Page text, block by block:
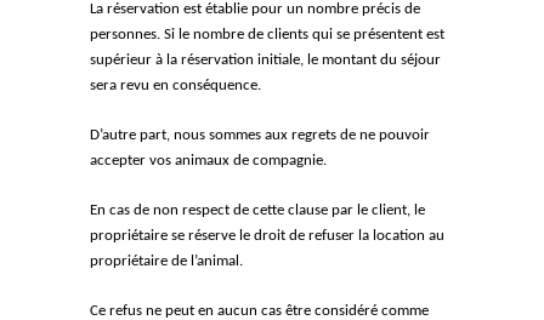
La réservation est établie pour un nombre précis de
personnes. Si le nombre de clients qui se présentent est
supérieur à la réservation initiale, le montant du séjour
sera revu en conséquence.
D’autre part, nous sommes aux regrets de ne pouvoir
accepter vos animaux de compagnie.
En cas de non respect de cette clause par le client, le
propriétaire se réserve le droit de refuser la location au
propriétaire de l’animal.
Ce refus ne peut en aucun cas être considéré comme